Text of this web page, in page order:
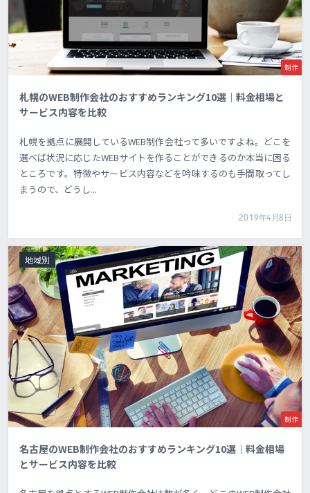
制作
札幌のWEB制作会社のおすすめランキング10選｜料金相場と
サービス内容を比較
札幌を拠点に展開しているWEB制作会社って多いですよね。どこを
選べば状況に応じたWEBサイトを作ることができるのか本当に困る
ところです。特徴やサービス内容などを吟味するのも手間取ってし
まうので、どうし...
2019年4月8日
制作
地域別
名古屋のWEB制作会社のおすすめランキング10選｜料金相場
とサービス内容を比較